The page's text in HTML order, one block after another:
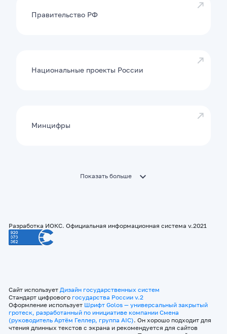
Правительство РФ
Национальные проекты России
Минцифры
Показать больше
Разработка ИОКС. Официальная информационная система v.2021
Сайт использует Дизайн государственных систем
Стандарт цифрового государства России v.2
Оформление использует Шрифт Golos — универсальный закрытый
гротеск, разработанный по инициативе компании Смена
(руководитель Артём Геллер, группа AIC). Он хорошо подходит для
чтения длинных текстов с экрана и рекомендуется для сайтов